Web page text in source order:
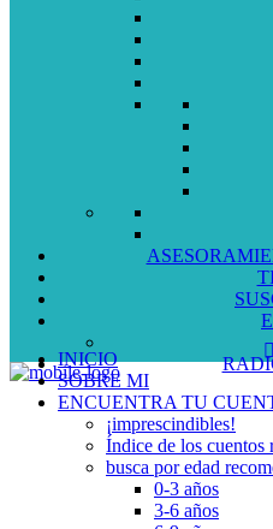
INICIO
SOBRE MI
ENCUENTRA TU
¡imprescindibles!
Índice de los cuentos
busca por edad
0-3 años
3-6 años